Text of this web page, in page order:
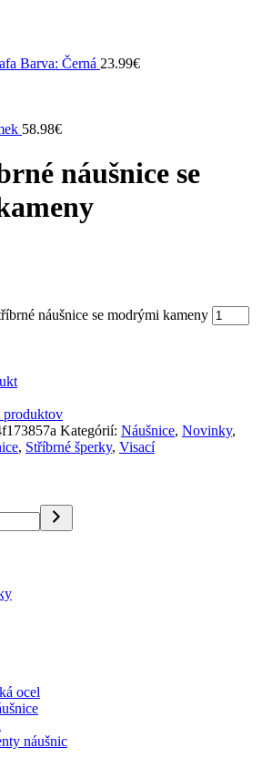
Barva: Černá 23.99€
58.98€
náušnice se
náušnice se modrými kameny
Kategórií: Náušnice, Novinky,
, Stříbrné šperky, Visací
ocel
náušnic